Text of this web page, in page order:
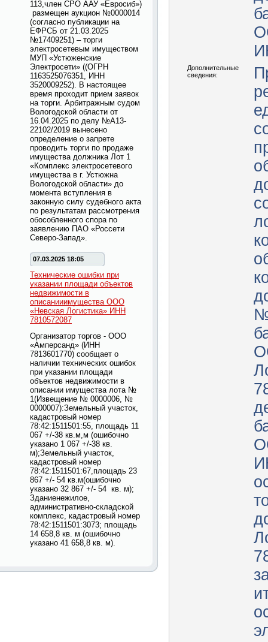
113,член СРО ААУ «Евросиб»)
размещен аукцион №0000014
(согласно публикации на
ЕФРСБ от 21.03.2025
№17409251) – торги
электросетевым имуществом
МУП «Устюженские
Электросети» ((ОГРН
1163525076351, ИНН
3520009252). В настоящее
время проходит прием заявок
на торги. Арбитражным судом
Вологодской области от
16.04.2025 по делу №А13-
22102/2019 вынесено
определение о запрете
проводить торги по продаже
имущества должника Лот 1
«Комплекс электросетевого
имущества в г. Устюжна
Вологодской области» до
момента вступления в
законную силу судебного акта
по результатам рассмотрения
обособленного спора по
заявлению ПАО «Россети
Северо-Запад».
07.03.2025 18:05
Технические ошибки при
указании площади объектов
недвижимости в
описанииимущества ООО
«Невская Логистика» ИНН
7810572087
Организатор торгов - ООО
«Амперсанд» (ИНН
7813601770) сообщает о
наличии технических ошибок
при указании площади
объектов недвижимости в
описании имущества лота №
1(Извещение № 0000006, №
0000007):Земельный участок,
кадастровый номер
78:42:1511501:55, площадь 11
067 +/-38 кв.м,м (ошибочно
указано 1 067 +/-38 кв.
м);Земельный участок,
кадастровый номер
78:42:1511501:67,площадь 23
867 +/- 54 кв.м(ошибочно
указано 32 867 +/- 54 кв. м);
Зданиенежилое,
административно-складской
комплекс, кадастровый номер
78:42:1511501:3073; площадь
14 658,8 кв. м (ошибочно
указано 41 658,8 кв. м).
Дополнительные
сведения: